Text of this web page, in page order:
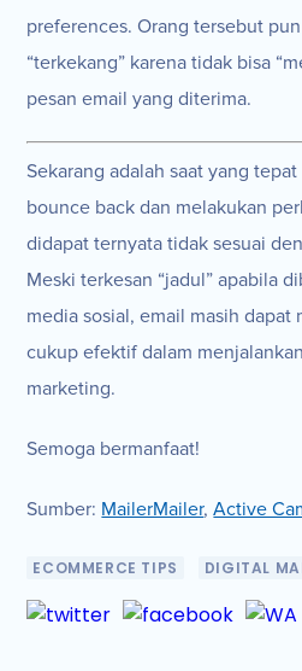
preferences. Orang tersebut
“terkekang” karena tidak bisa
pesan email yang diterima.
Sekarang adalah saat yang
bounce back dan melakukan
didapat ternyata tidak sesuai
Meski terkesan “jadul” apabila
media sosial, email masih dapat
cukup efektif dalam
marketing.
Semoga bermanfaat!
Sumber: MailerMailer,Active
ECOMMERCE TIPS DIGITAL